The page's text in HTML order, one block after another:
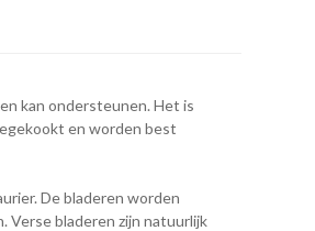
kan ondersteunen. Het is
en worden best
De bladeren worden
Verse bladeren zijn natuurlijk